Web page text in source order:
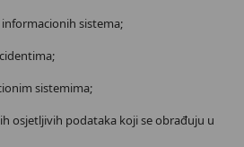
sistema;
sistemima;
osjetljivih podataka koji se obrađuju u